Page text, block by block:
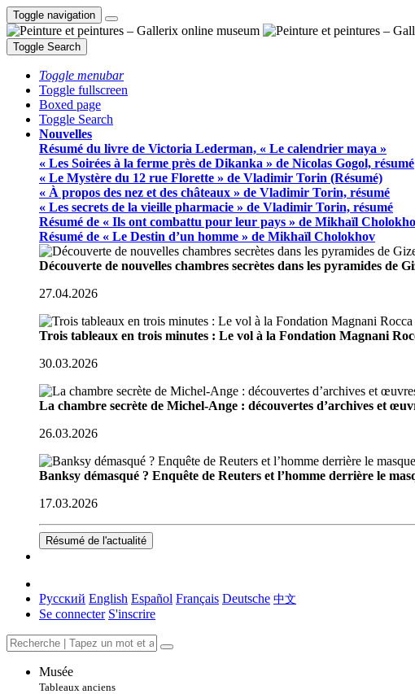
Toggle navigation
Toggle Search
Toggle menubar
Toggle fullscreen
Boxed page
Toggle Search
Nouvelles
Résumé du livre de Victoria Lederman, « Le calendrier maya »
« Les Soirées à la ferme près de Dikanka » de Nicolas Gogol, résumé
« Le Mystère du 12 rue Florette » de Vladimir Torin (Résumé)
« À propos des nez et des châteaux » de Vladimir Torin, résumé
« Les secrets de la vieille pharmacie » de Vladimir Torin, résumé
Résumé de « Ils ont combattu pour leur pays » de Mikhaïl
Résumé de « Le Destin d’un homme » de Mikhaïl Cholokhov
Découverte de nouvelles chambres secrètes dans les pyramides de
27.04.2026
Trois tableaux en trois minutes : Le vol à la Fondation Magnani
30.03.2026
La chambre secrète de Michel-Ange : découvertes d’archives et
26.03.2026
Banksy démasqué ? Enquête de Reuters et l’homme derrière le
17.03.2026
Résumé de l'actualité
Русский English Español Français Deutsche 中文
Se connecter S'inscrire
Musée
Tableaux anciens